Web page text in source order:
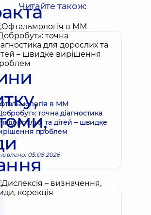
Читайте також:
в ММ
точна діагностика
дорослих та дітей – швидке
проблем
05.08.2026